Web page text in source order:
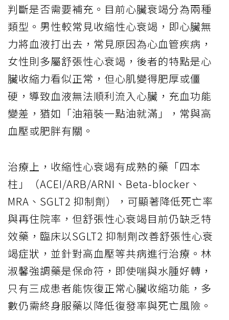
判斷是否需要補充。目前心臟衰竭分為兩種
類型。男性較常見收縮性心衰竭，即心臟無
力將血液打出去，常見原因為心血管疾病，
女性則多屬舒張性心衰竭，後者的特點是心
臟收縮力看似正常，但心肌變得肥厚或僵
硬，導致血液無法順利流入心臟，充血功能
變差，猶如「油箱裝一點油就滿」，常與高
血壓或肥胖有關。
治療上，收縮性心衰竭有成熟的藥「四本
柱」（ACEI/ARB/ARNI、Beta-blocker、
MRA、SGLT2 抑制劑），可顯著降低死亡率
與再住院率，但舒張性心衰竭目前仍缺乏特
效藥，臨床以SGLT2 抑制劑改善舒張性心衰
竭症狀，並針對高血壓等共病進行治療。林
淑馨強調藥是保命符，即使喘與水腫好轉，
只有三成患者能恢復正常心臟收縮功能，多
數仍需終身服藥以降低復發率與死亡風險。